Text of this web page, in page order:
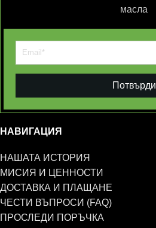
масла
Потвърди
НАВИГАЦИЯ
НАШАТА ИСТОРИЯ
МИСИЯ И ЦЕННОСТИ
ДОСТАВКА И ПЛАЩАНЕ
ЧЕСТИ ВЪПРОСИ (FAQ)
ПРОСЛЕДИ ПОРЪЧКА